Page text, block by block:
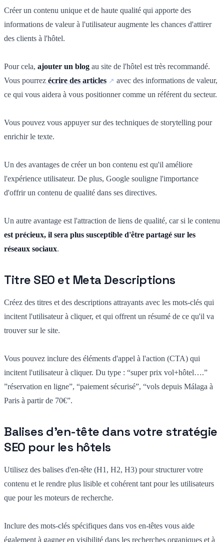
Créer un contenu unique et de haute qualité qui apporte des
informations de valeur à l'utilisateur augmente les chances d'attirer
des clients à l'hôtel.
Pour cela, ajouter un blog au site de l'hôtel est très recommandé.
Vous pourrez écrire des articles
avec des informations de valeur,
ce qui vous aidera à vous positionner comme un référent du secteur.
Vous pouvez vous appuyer sur des techniques de storytelling pour
enrichir le texte.
Un des avantages de créer un bon contenu est qu'il améliore
l'expérience utilisateur. De plus, Google souligne l'importance
d'offrir un contenu de qualité dans ses directives.
Un autre avantage est l'attraction de liens de qualité, car si le contenu
est précieux, il sera plus susceptible d'être partagé sur les
réseaux sociaux.
Titre SEO et Meta Descriptions
Créez des titres et des descriptions attrayants avec les mots-clés qui
incitent l'utilisateur à cliquer, et qui offrent un résumé de ce qu'il va
trouver sur le site.
Vous pouvez inclure des éléments d'appel à l'action (CTA) qui
incitent l'utilisateur à cliquer. Du type : “super prix vol+hôtel….”
”réservation en ligne”, “paiement sécurisé”, “vols depuis Málaga à
Paris à partir de 70€”.
Balises d'en-tête dans votre stratégie
SEO pour les hôtels
Utilisez des balises d'en-tête (H1, H2, H3) pour structurer votre
contenu et le rendre plus lisible et cohérent tant pour les utilisateurs
que pour les moteurs de recherche.
Inclure des mots-clés spécifiques dans vos en-têtes vous aide
également à gagner en visibilité dans les recherches organiques et à